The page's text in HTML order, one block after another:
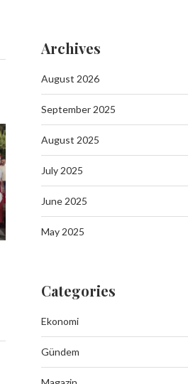
Tutuklama
Archives
August 2026
September 2025
August 2025
July 2025
June 2025
May 2025
Categories
Ekonomi
Gündem